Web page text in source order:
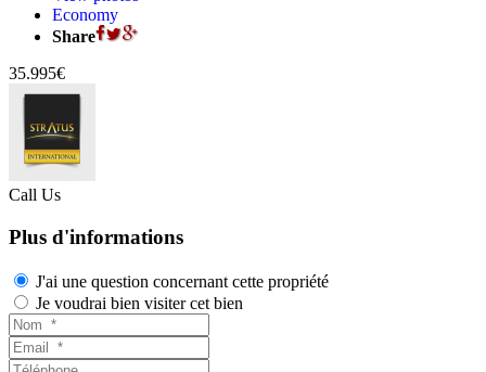
Economy
Share
35.995€
Call Us
Plus d'informations
J'ai une question concernant cette propriété
Je voudrai bien visiter cet bien